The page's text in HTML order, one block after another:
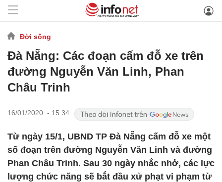
Đời sống
Đà Nẵng: Các đoạn cấm đỗ xe trên
đường Nguyễn Văn Linh, Phan
Châu Trinh
16/01/2020 - 15:34
Từ ngày 15/1, UBND TP Đà Nẵng cấm đỗ xe một
số đoạn trên đường Nguyễn Văn Linh và đường
Phan Châu Trinh. Sau 30 ngày nhắc nhở, các lực
lượng chức năng sẽ bắt đầu xử phạt vi phạm từ